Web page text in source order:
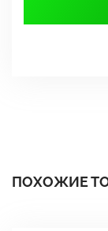
ПОХОЖИЕ